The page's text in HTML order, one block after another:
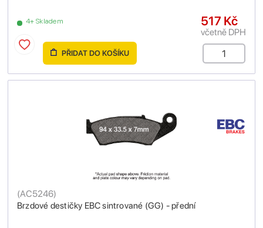
4+ Skladem 517 Kč
včetně DPH
PŘIDAT DO KOŠÍKU
Brzdové destičky EBC sintrované (GG) - přední
(AC5246)